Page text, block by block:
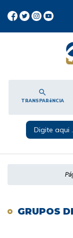
search
TRANSPARêNCIA
GRUPOS